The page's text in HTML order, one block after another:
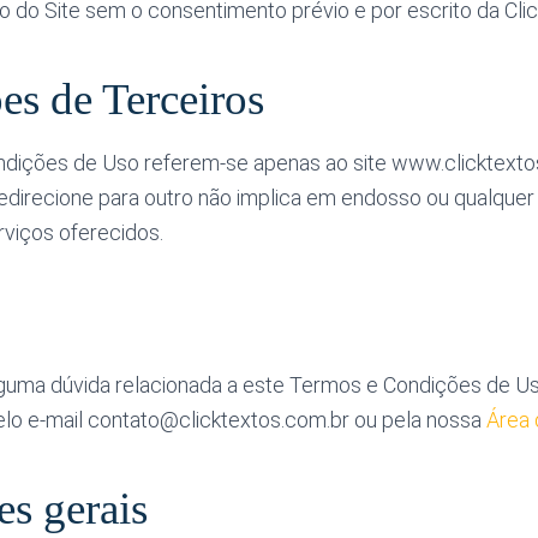
do Site sem o consentimento prévio e por escrito da
de Terceiros
de Uso referem-se apenas ao site
para outro não implica em endosso ou
oferecidos.
dúvida relacionada a este Termos e Condições de
e-mail contato@clicktextos.com.br ou pela nossa Área
gerais